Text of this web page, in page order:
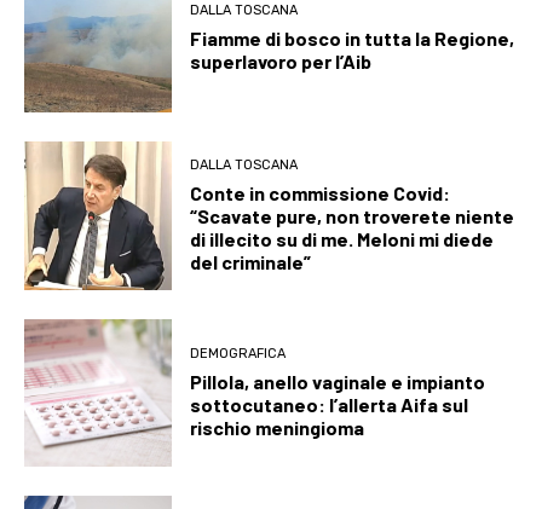
DALLA TOSCANA
Fiamme di bosco in tutta la Regione,
superlavoro per l’Aib
DALLA TOSCANA
Conte in commissione Covid:
“Scavate pure, non troverete niente
di illecito su di me. Meloni mi diede
del criminale”
DEMOGRAFICA
Pillola, anello vaginale e impianto
sottocutaneo: l’allerta Aifa sul
rischio meningioma